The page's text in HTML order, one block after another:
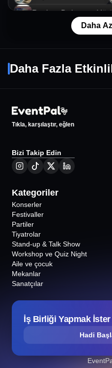
Resim - Dolunaya
Resim - Far Paleti
Heykel - Su Samuru
Daha
Daha Fazla
İstanbul
Ataköy Marina Açık
Tıkla, karşılaştır, eğlen
Bizi Takip Edin
Kategoriler
Konserler
Festivaller
Partiler
Tiyatrolar
Stand-up & Talk Show
Workshop ve Quiz Night
Aile ve çocuk
Mekanlar
Sanatçılar
İş Birliği Yapmak
Hadi